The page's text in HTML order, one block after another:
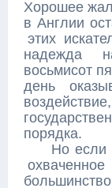
Хорошее
в Англии
этих
надежда
восьмисот
день
порядка.
Но если